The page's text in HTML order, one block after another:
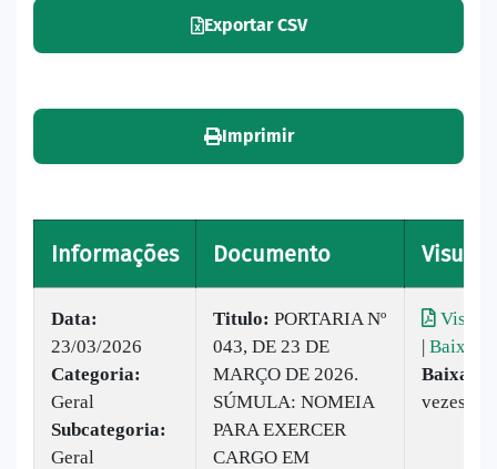
Exportar CSV
Imprimir
Informações Documento
Data:
23/03/2026
Categoria:
Geral
Subcategoria:
Geral
Titulo: PORTARIA Nº
043, DE 23 DE
MARÇO DE 2026.
SÚMULA: NOMEIA
PARA EXERCER
CARGO EM
| Baixar
Baixado:
vezes